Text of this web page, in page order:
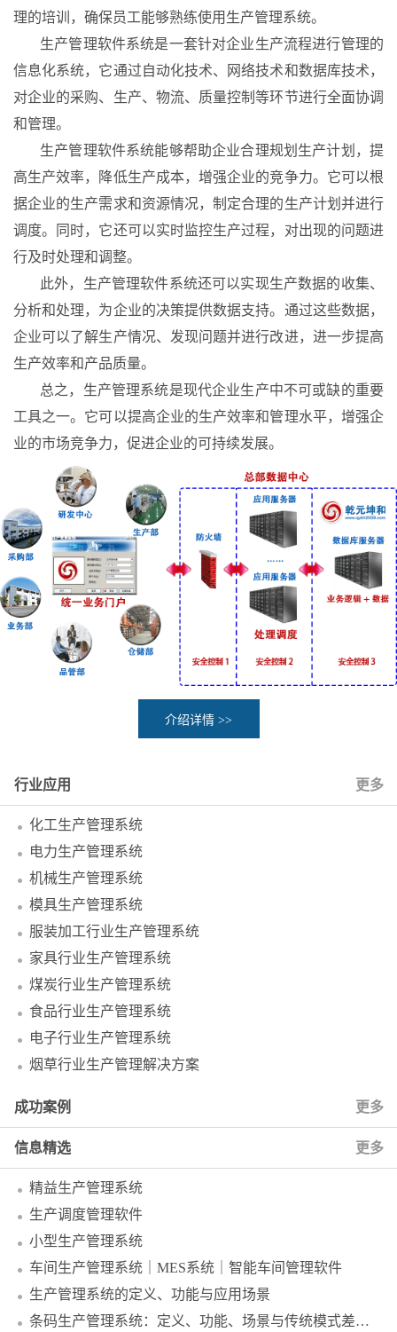
理的培训，确保员工能够熟练使用生产管理系统。
生产管理软件系统是一套针对企业生产流程进行管理的
信息化系统，它通过自动化技术、网络技术和数据库技术，
对企业的采购、生产、物流、质量控制等环节进行全面协调
和管理。
生产管理软件系统能够帮助企业合理规划生产计划，提
高生产效率，降低生产成本，增强企业的竞争力。它可以根
据企业的生产需求和资源情况，制定合理的生产计划并进行
调度。同时，它还可以实时监控生产过程，对出现的问题进
行及时处理和调整。
此外，生产管理软件系统还可以实现生产数据的收集、
分析和处理，为企业的决策提供数据支持。通过这些数据，
企业可以了解生产情况、发现问题并进行改进，进一步提高
生产效率和产品质量。
总之，生产管理系统是现代企业生产中不可或缺的重要
工具之一。它可以提高企业的生产效率和管理水平，增强企
业的市场竞争力，促进企业的可持续发展。
介绍详情 >>
行业应用 更多
化工生产管理系统
电力生产管理系统
机械生产管理系统
模具生产管理系统
服装加工行业生产管理系统
家具行业生产管理系统
煤炭行业生产管理系统
食品行业生产管理系统
电子行业生产管理系统
烟草行业生产管理解决方案
成功案例 更多
信息精选 更多
精益生产管理系统
生产调度管理软件
小型生产管理系统
车间生产管理系统｜MES系统｜智能车间管理软件
生产管理系统的定义、功能与应用场景
条码生产管理系统：定义、功能、场景与传统模式差异解析